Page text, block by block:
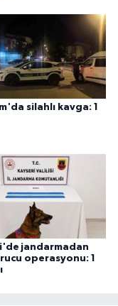
silahlı kavga: 1
jandarmadan
operasyonu: 1